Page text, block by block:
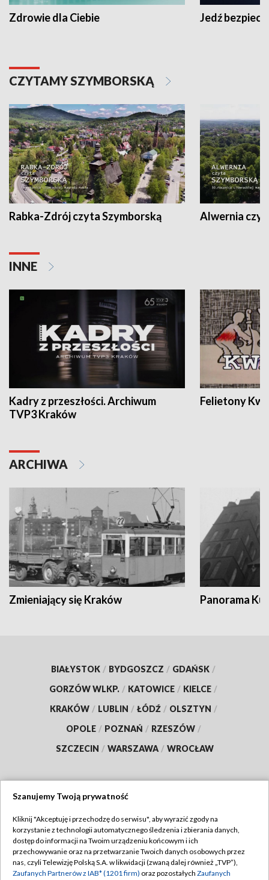
Zdrowie dla Ciebie Jedź
CZYTAMY SZYMBORSKĄ
Rabka-Zdrój czyta Szymborską Alwernia
INNE
Kadry z przeszłości. Archiwum
TVP3 Kraków
Felietony
ARCHIWA
Zmieniający się Kraków Panorama
BIAŁYSTOK / BYDGOSZCZ / GDAŃSK /
GORZÓW WLKP. / KATOWICE / KIELCE /
KRAKÓW / LUBLIN / ŁÓDŹ / OLSZTYN /
OPOLE / POZNAŃ / RZESZÓW /
SZCZECIN / WARSZAWA / WROCŁAW
TVP
Abonament TVP
Emisja w TVP
Regulamin TVP
Polityka prywatności
Szanujemy Twoją prywatność
Kliknij "Akceptuję i przechodzę do serwisu", aby wyrazić zgody na
korzystanie z technologii automatycznego śledzenia i zbierania danych,
dostęp do informacji na Twoim urządzeniu końcowym i ich
przechowywanie oraz na przetwarzanie Twoich danych osobowych przez
nas, czyli Telewizję Polską S.A. w likwidacji (zwaną dalej również „TVP”),
Zaufanych Partnerów z IAB* (1201 firm) oraz pozostałych Zaufanych